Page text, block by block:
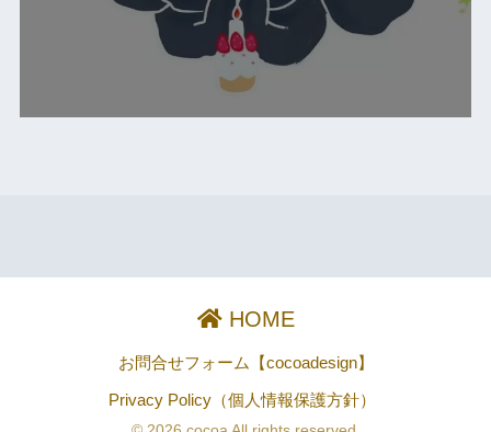
HOME
お問合せフォーム【cocoadesign】
Privacy Policy（個人情報保護方針）